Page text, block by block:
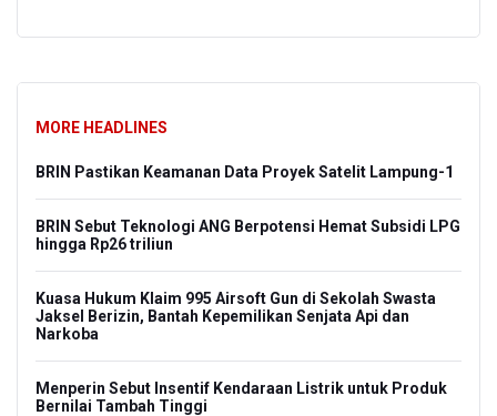
MORE HEADLINES
BRIN Pastikan Keamanan Data Proyek Satelit Lampung-1
BRIN Sebut Teknologi ANG Berpotensi Hemat Subsidi LPG
hingga Rp26 triliun
Kuasa Hukum Klaim 995 Airsoft Gun di Sekolah Swasta
Jaksel Berizin, Bantah Kepemilikan Senjata Api dan
Narkoba
Menperin Sebut Insentif Kendaraan Listrik untuk Produk
Bernilai Tambah Tinggi